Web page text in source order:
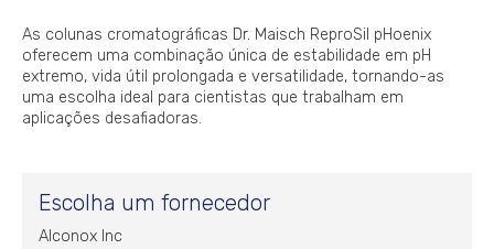
As colunas cromatográficas Dr. Maisch ReproSil pHoenix
oferecem uma combinação única de estabilidade em pH
extremo, vida útil prolongada e versatilidade, tornando-as
uma escolha ideal para cientistas que trabalham em
aplicações desafiadoras.
Escolha um fornecedor
Alconox Inc